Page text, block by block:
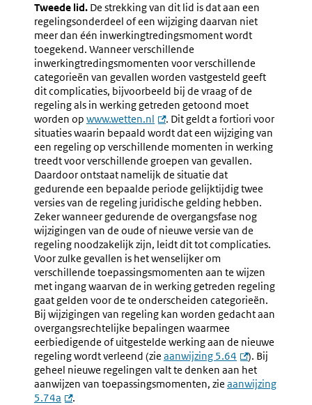
Tweede lid. De strekking van dit lid is dat aan een
regelingsonderdeel of een wijziging daarvan niet
meer dan één inwerkingtredingsmoment wordt
toegekend. Wanneer verschillende
inwerkingtredingsmomenten voor verschillende
categorieën van gevallen worden vastgesteld geeft
dit complicaties, bijvoorbeeld bij de vraag of de
regeling als in werking getreden getoond moet
worden op www.wetten.nl
. Dit geldt a fortiori voor
situaties waarin bepaald wordt dat een wijziging van
een regeling op verschillende momenten in werking
treedt voor verschillende groepen van gevallen.
Daardoor ontstaat namelijk de situatie dat
gedurende een bepaalde periode gelijktijdig twee
versies van de regeling juridische gelding hebben.
Zeker wanneer gedurende de overgangsfase nog
wijzigingen van de oude of nieuwe versie van de
regeling noodzakelijk zijn, leidt dit tot complicaties.
Voor zulke gevallen is het wenselijker om
verschillende toepassingsmomenten aan te wijzen
met ingang waarvan de in werking getreden regeling
gaat gelden voor de te onderscheiden categorieën.
Bij wijzigingen van regeling kan worden gedacht aan
overgangsrechtelijke bepalingen waarmee
eerbiedigende of uitgestelde werking aan de nieuwe
regeling wordt verleend (zie aanwijzing 5.64
). Bij
geheel nieuwe regelingen valt te denken aan het
aanwijzen van toepassingsmomenten, zie aanwijzing
5.74a
.